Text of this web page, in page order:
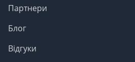
Партнери
Блог
Відгуки